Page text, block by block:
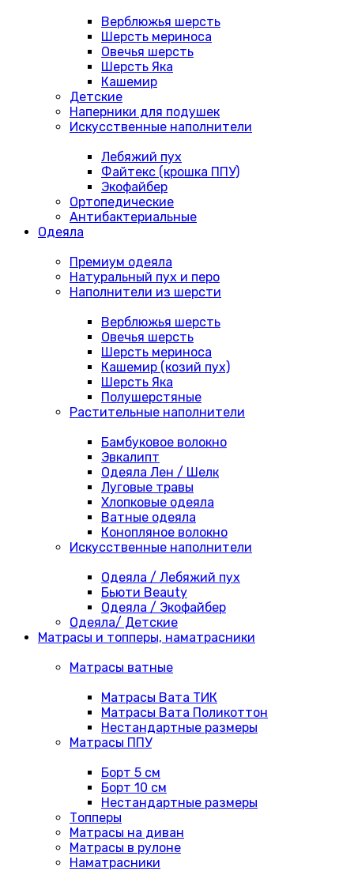
Верблюжья шерсть
Шерсть мериноса
Овечья шерсть
Шерсть Яка
Кашемир
Детские
Наперники для подушек
Искусственные наполнители
Лебяжий пух
Файтекс (крошка ППУ)
Экофайбер
Ортопедические
Антибактериальные
Одеяла
Премиум одеяла
Натуральный пух и перо
Наполнители из шерсти
Верблюжья шерсть
Овечья шерсть
Шерсть мериноса
Кашемир (козий пух)
Шерсть Яка
Полушерстяные
Растительные наполнители
Бамбуковое волокно
Эвкалипт
Одеяла Лен / Шелк
Луговые травы
Хлопковые одеяла
Ватные одеяла
Конопляное волокно
Искусственные наполнители
Одеяла / Лебяжий пух
Бьюти Beauty
Одеяла / Экофайбер
Одеяла/ Детские
Матрасы и топперы, наматрасники
Матрасы ватные
Матрасы Вата ТИК
Матрасы Вата Поликоттон
Нестандартные размеры
Матрасы ППУ
Борт 5 см
Борт 10 см
Нестандартные размеры
Топперы
Матрасы на диван
Матрасы в рулоне
Наматрасники